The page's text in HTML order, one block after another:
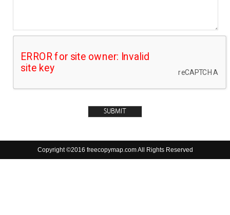
Copyright ©2016 freecopymap.com All Rights Reserved